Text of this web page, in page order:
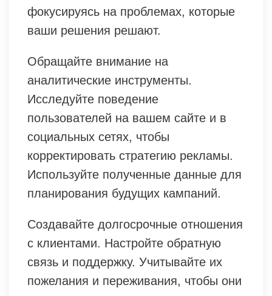
фокусируясь на проблемах, которые
ваши решения решают.
Обращайте внимание на
аналитические инструменты.
Исследуйте поведение
пользователей на вашем сайте и в
социальных сетях, чтобы
корректировать стратегию рекламы.
Используйте полученные данные для
планирования будущих кампаний.
Создавайте долгосрочные отношения
с клиентами. Настройте обратную
связь и поддержку. Учитывайте их
пожелания и переживания, чтобы они